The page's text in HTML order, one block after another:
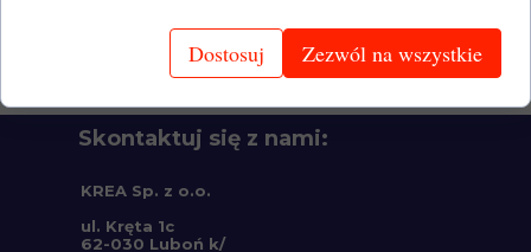
Skontaktuj się z nami:
KREA Sp. z o.o.
ul. Kręta 1c
62-030 Luboń k/
Dostosuj Zezwól na wszystkie